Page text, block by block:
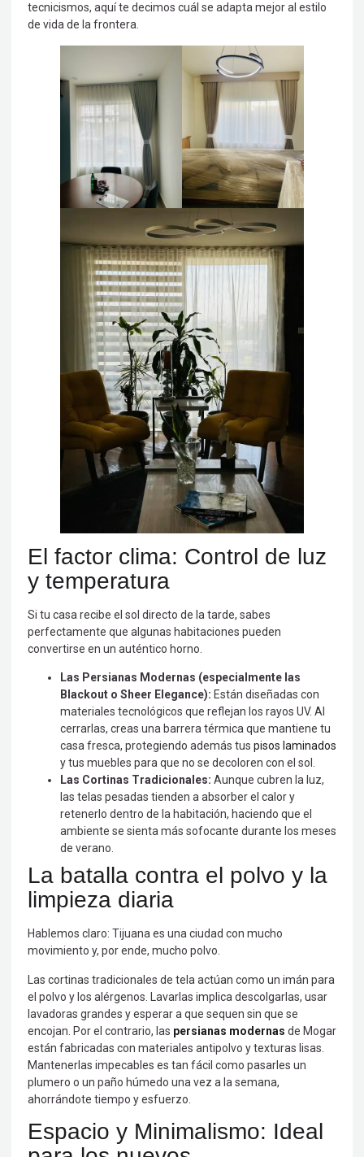
tecnicismos, aquí te decimos cuál se adapta mejor al estilo
de vida de la frontera.
El factor clima: Control de luz
y temperatura
Si tu casa recibe el sol directo de la tarde, sabes
perfectamente que algunas habitaciones pueden
convertirse en un auténtico horno.
Las Persianas Modernas (especialmente las
Blackout o Sheer Elegance): Están diseñadas con
materiales tecnológicos que reflejan los rayos UV. Al
cerrarlas, creas una barrera térmica que mantiene tu
casa fresca, protegiendo además tus pisos laminados
y tus muebles para que no se decoloren con el sol.
Las Cortinas Tradicionales: Aunque cubren la luz,
las telas pesadas tienden a absorber el calor y
retenerlo dentro de la habitación, haciendo que el
ambiente se sienta más sofocante durante los meses
de verano.
La batalla contra el polvo y la
limpieza diaria
Hablemos claro: Tijuana es una ciudad con mucho
movimiento y, por ende, mucho polvo.
Las cortinas tradicionales de tela actúan como un imán para
el polvo y los alérgenos. Lavarlas implica descolgarlas, usar
lavadoras grandes y esperar a que sequen sin que se
encojan. Por el contrario, las persianas modernas de Mogar
están fabricadas con materiales antipolvo y texturas lisas.
Mantenerlas impecables es tan fácil como pasarles un
plumero o un paño húmedo una vez a la semana,
ahorrándote tiempo y esfuerzo.
Espacio y Minimalismo: Ideal